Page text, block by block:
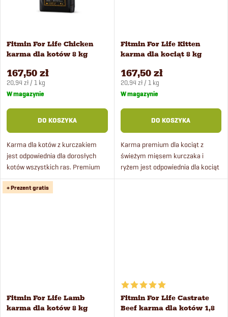
t
ó
w
Fitmin For Life Chicken
karma dla kotów 8 kg
167,50 zł
Cena
jednostkowa:
20,94 zł / 1 kg
W magazynie
DO KOSZYKA
Karma dla kotów z kurczakiem
jest odpowiednia dla dorosłych
kotów wszystkich ras. Premium
karma zawiera świeże mięso z
kurczaka i kompleks pielęgnacji
Fitmin For Life Kitten
karma dla kociąt 8 kg
167,50 zł
Cena
jednostkowa:
20,94 zł / 1 kg
W magazynie
DO KOSZYKA
Karma premium dla kociąt z
świeżym mięsem kurczaka i
ryżem jest odpowiednia dla kociąt
do 1 roku życia. Karma nadaje się
+ Prezent gratis
Fitmin For Life Lamb
karma dla kotów 8 kg
Fitmin For Life Castrate
Beef karma dla kotów 1,8